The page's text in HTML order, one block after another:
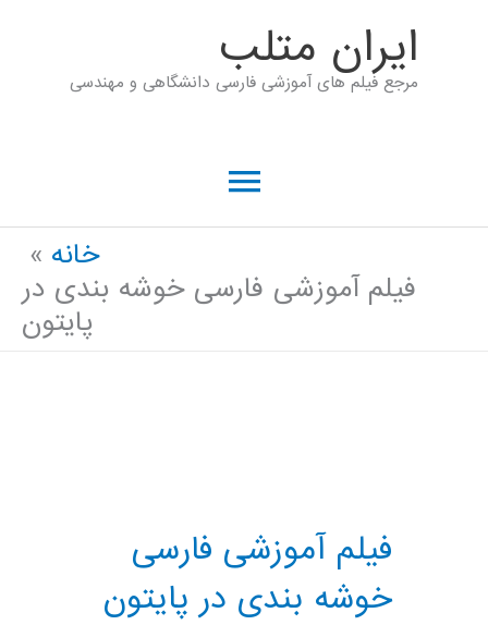
ايران متلب
مرجع فیلم های آموزشی فارسی دانشگاهی و مهندسی
فهرست
خانه
فیلم آموزشی فارسی خوشه بندی در
پایتون
فیلم آموزشی فارسی
خوشه بندی در پایتون